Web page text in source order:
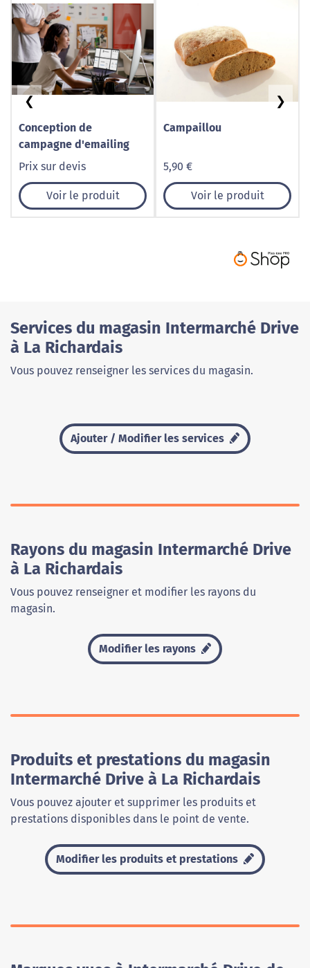
Conception de
campagne d'emailing
Prix sur devis
Voir le produit
Campaillou
5,90 €
Voir le produit
❮ ❯
Services du magasin Intermarché Drive
à La Richardais
Vous pouvez renseigner les services du magasin.
Ajouter / Modifier les services
Rayons du magasin Intermarché Drive
à La Richardais
Vous pouvez renseigner et modifier les rayons du
magasin.
Modifier les rayons
Produits et prestations du magasin
Intermarché Drive à La Richardais
Vous pouvez ajouter et supprimer les produits et
prestations disponibles dans le point de vente.
Modifier les produits et prestations